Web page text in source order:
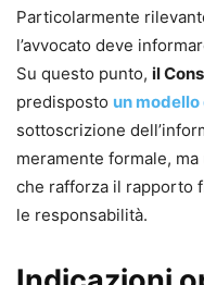
Particolarmente
l’avvocato deve
Su questo punto, il
predisposto un
sottoscrizione
meramente formale,
che rafforza il rapporto
le responsabilità.